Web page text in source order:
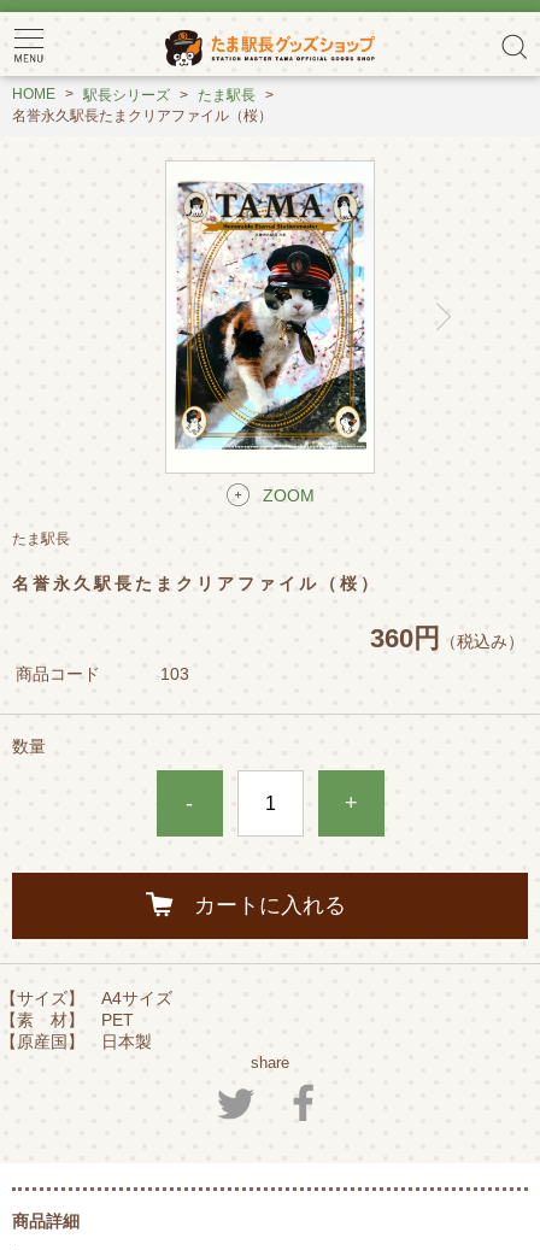
HOME 駅長シリーズ
たま駅長
名誉永久駅長たまクリアファイル（桜）
ZOOM
たま駅長
名誉永久駅長たまクリアファイル（桜）
360円
（税込み）
商品コード
103
数量
- +
カートに入れる
【サイズ】 A4サイズ
【素 材】 PET
【原産国】 日本製
share
商品詳細